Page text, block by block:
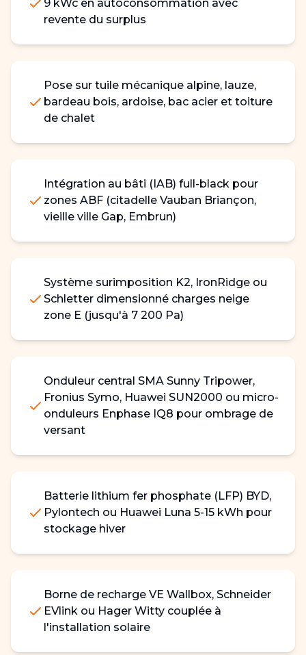
9 kWc en autoconsommation avec
revente du surplus
Pose sur tuile mécanique alpine, lauze,
bardeau bois, ardoise, bac acier et toiture
de chalet
Intégration au bâti (IAB) full-black pour
zones ABF (citadelle Vauban Briançon,
vieille ville Gap, Embrun)
Système surimposition K2, IronRidge ou
Schletter dimensionné charges neige
zone E (jusqu'à 7 200 Pa)
Onduleur central SMA Sunny Tripower,
Fronius Symo, Huawei SUN2000 ou micro-
onduleurs Enphase IQ8 pour ombrage de
versant
Batterie lithium fer phosphate (LFP) BYD,
Pylontech ou Huawei Luna 5-15 kWh pour
stockage hiver
Borne de recharge VE Wallbox, Schneider
EVlink ou Hager Witty couplée à
l'installation solaire